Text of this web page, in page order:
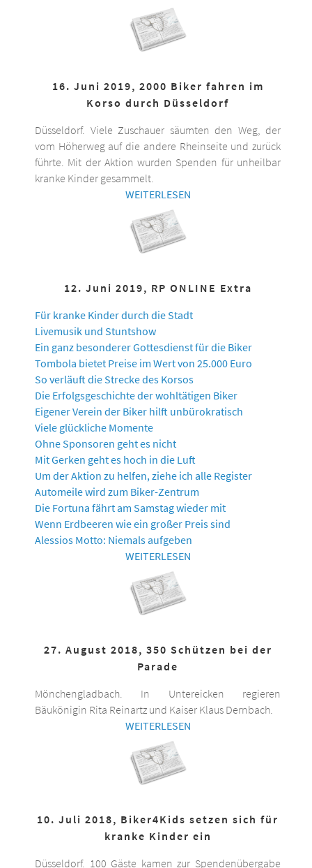
16. Juni 2019, 2000 Biker fahren im
Korso durch Düsseldorf
Düsseldorf. Viele Zuschauer säumten den Weg, der
vom Höherweg auf die andere Rheinseite und zurück
führte. Mit der Aktion wurden Spenden für unheilbar
kranke Kinder gesammelt.
WEITERLESEN
12. Juni 2019, RP ONLINE Extra
Für kranke Kinder durch die Stadt
Livemusik und Stuntshow
Ein ganz besonderer Gottesdienst für die Biker
Tombola bietet Preise im Wert von 25.000 Euro
So verläuft die Strecke des Korsos
Die Erfolgsgeschichte der wohltätigen Biker
Eigener Verein der Biker hilft unbürokratisch
Viele glückliche Momente
Ohne Sponsoren geht es nicht
Mit Gerken geht es hoch in die Luft
Um der Aktion zu helfen, ziehe ich alle Register
Automeile wird zum Biker-Zentrum
Die Fortuna fährt am Samstag wieder mit
Wenn Erdbeeren wie ein großer Preis sind
Alessios Motto: Niemals aufgeben
WEITERLESEN
27. August 2018, 350 Schützen bei der
Parade
Mönchengladbach. In Untereicken regieren
Bäukönigin Rita Reinartz und Kaiser Klaus Dernbach.
WEITERLESEN
10. Juli 2018, Biker4Kids setzen sich für
kranke Kinder ein
Düsseldorf. 100 Gäste kamen zur Spendenübergabe